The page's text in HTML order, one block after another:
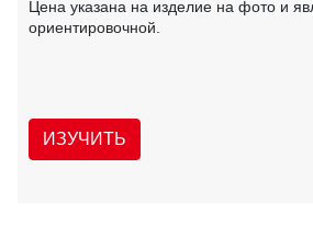
Цена указана на изделие на фото и
ориентировочной.
ИЗУЧИТЬ